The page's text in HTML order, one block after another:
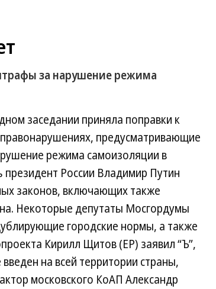
за нарушение режима
заседании приняла поправки к
предусматривающие
режима самоизоляции в
России Владимир Путин
законов, включающих также
Некоторые депутаты Мосгордумы
городские нормы, а также
Кирилл Щитов (ЕР) заявил “Ъ”,
на всей территории страны,
московского КоАП Александр